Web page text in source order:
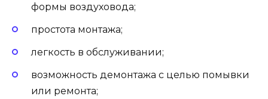
формы воздуховода;
простота монтажа;
легкость в обслуживании;
возможность демонтажа с целью помывки
или ремонта;